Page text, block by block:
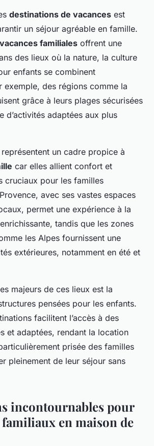
destinations de vacances est
un séjour agréable en famille.
familiales offrent une
des lieux où la nature, la culture
enfants se combinent
exemple, des régions comme la
grâce à leurs plages sécurisées
d’activités adaptées aux plus
un cadre propice à
car elles allient confort et
cruciaux pour les familles
avec ses vastes espaces
permet une expérience à la
tandis que les zones
les Alpes fournissent une
extérieures, notamment en été et
majeurs de ces lieux est la
pensées pour les enfants.
facilitent l’accès à des
et adaptées, rendant la location
prisée des familles
pleinement de leur séjour sans
incontournables pour
en maison de